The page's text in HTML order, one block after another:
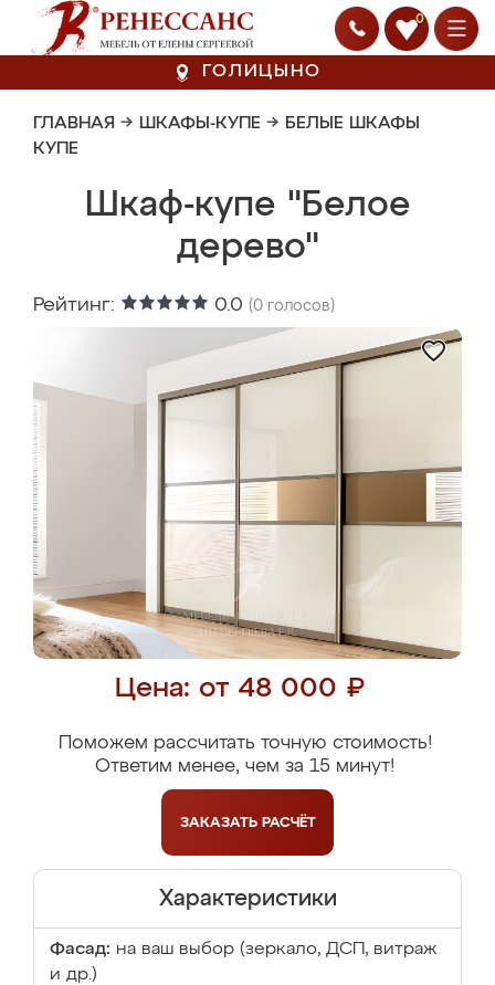
0
ГОЛИЦЫНО
ГЛАВНАЯ → ШКАФЫ-КУПЕ → БЕЛЫЕ ШКАФЫ
КУПЕ
Шкаф-купе "Белое
дерево"
Рейтинг: 0.0 (0 голосов)
Цена: от 48 000 ₽
Поможем рассчитать точную стоимость!
Ответим менее, чем за 15 минут!
ЗАКАЗАТЬ РАСЧЁТ
Характеристики
Фасад: на ваш выбор (зеркало, ДСП, витраж
и др.)